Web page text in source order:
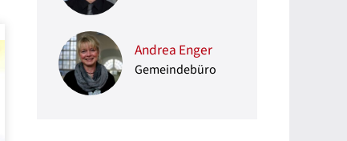
Andrea Enger
Gemeindebüro